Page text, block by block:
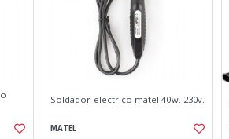
Soldador electrico matel 40w. 230v.
MATEL